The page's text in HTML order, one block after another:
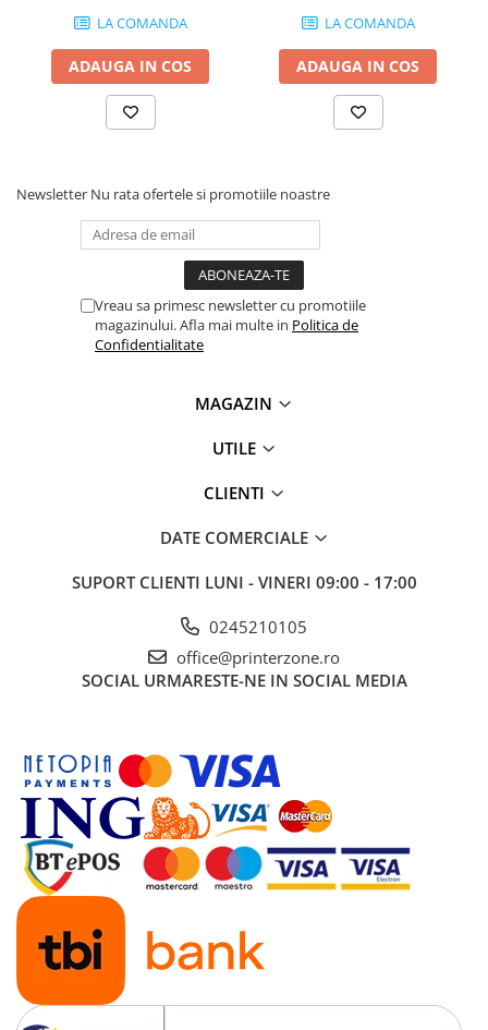
Kit mouse si tastatura
Web-cam-uri si sisteme
videoconferinta
Routere
Cabluri retea
Sisteme Mesh WiFi
Antene & amplificatoare semnal
Baterii UPS
Accesorii UPS
Servere, Storage & NAS
Servere NAS
Servere
SSD enterprise
HDD enterprise
DAS (Direct Attached Storage)
LA COMANDA
ADAUGA IN COS
LA COMANDA
ADAUGA IN COS
Newsletter Nu rata ofertele si promotiile noastre
Vreau sa primesc newsletter cu promotiile
magazinului. Afla mai multe in Politica de
Confidentialitate
MAGAZIN
UTILE
CLIENTI
DATE COMERCIALE
SUPORT CLIENTI LUNI - VINERI 09:00 - 17:00
0245210105
office@printerzone.ro
SOCIAL URMARESTE-NE IN SOCIAL MEDIA